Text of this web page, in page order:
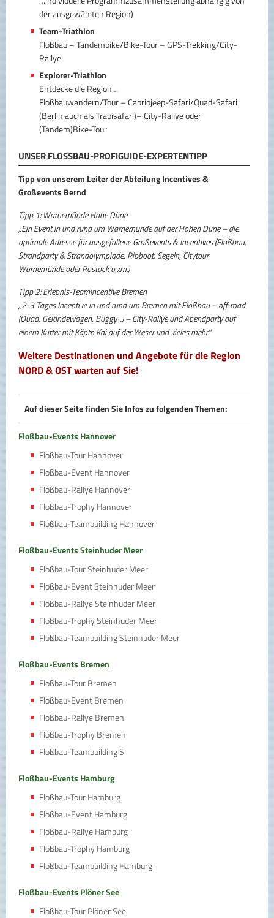
der ausgewählten Region)
Team-Triathlon
Floßbau – Tandembike/Bike-Tour – GPS-Trekking/City-
Rallye
Explorer-Triathlon
Entdecke die Region…
Floßbauwandern/Tour – Cabriojeep-Safari/Quad-Safari
(Berlin auch als Trabisafari)– City-Rallye oder
(Tandem)Bike-Tour
UNSER FLOSSBAU-PROFIGUIDE-EXPERTENTIPP
Tipp von unserem Leiter der Abteilung Incentives &
Großevents Bernd
Tipp 1: Warnemünde Hohe Düne
„Ein Event in und rund um Warnemünde auf der Hohen Düne – die
optimale Adresse für ausgefallene Großevents & Incentives (Floßbau,
Strandparty & Strandolympiade, Ribboot, Segeln, Citytour
Warnemünde oder Rostock u.v.m.)
Tipp 2: Erlebnis-Teamincentive Bremen
„2-3 Tages Incentive in und rund um Bremen mit Floßbau – off-road
(Quad, Geländewagen, Buggy…) – City-Rallye und Abendparty auf
einem Kutter mit Käptn Kai auf der Weser und vieles mehr“
Weitere Destinationen und Angebote für die Region
NORD & OST warten auf Sie!
Auf dieser Seite finden Sie Infos zu folgenden Themen:
Floßbau-Events Hannover
Floßbau-Tour Hannover
Floßbau-Event Hannover
Floßbau-Rallye Hannover
Floßbau-Trophy Hannover
Floßbau-Teambuilding Hannover
Floßbau-Events Steinhuder Meer
Floßbau-Tour Steinhuder Meer
Floßbau-Event Steinhuder Meer
Floßbau-Rallye Steinhuder Meer
Floßbau-Trophy Steinhuder Meer
Floßbau-Teambuilding Steinhuder Meer
Floßbau-Events Bremen
Floßbau-Tour Bremen
Floßbau-Event Bremen
Floßbau-Rallye Bremen
Floßbau-Trophy Bremen
Floßbau-Teambuilding S
Floßbau-Events Hamburg
Floßbau-Tour Hamburg
Floßbau-Event Hamburg
Floßbau-Rallye Hamburg
Floßbau-Trophy Hamburg
Floßbau-Teambuilding Hamburg
Floßbau-Events Plöner See
Floßbau-Tour Plöner See